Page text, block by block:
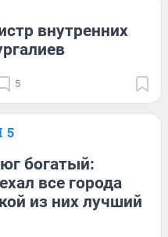
внутренних
5
5
богатый:
все города
из них лучший